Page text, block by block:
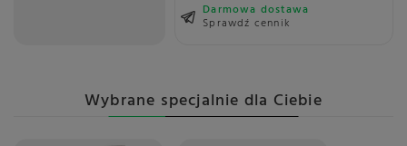
Darmowa dostawa
Sprawdź cennik
Wybrane specjalnie dla Ciebie